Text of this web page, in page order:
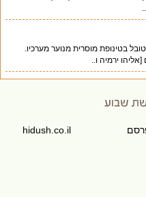
בטינופת מוסרית מנוער מערכיו.
ירמיה ו..
hidush.co.il